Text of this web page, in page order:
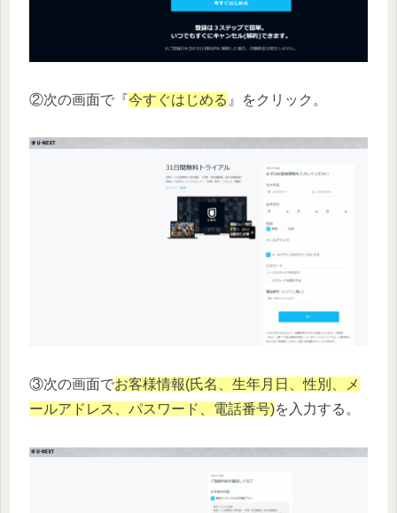
②次の画面で『今すぐはじめる 』をクリック。
③次の画面でお客様情報(氏名、生年月日、性別、メ
ールアドレス、パスワード、電話番号)を入力する。